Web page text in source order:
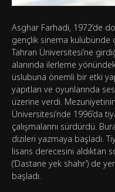
Asghar Farhadi, 1972’de
gençlik sinema kulübünde
Tahran Üniversitesi’ne
alanında ilerleme
üslubuna önemli bir etki
yapıtları ve oyunlarında
üzerine verdi.
Üniversitesi’nde 1996’da
çalışmalarını sürdürdü.
dizileri yazmaya başladı.
lisans derecesini aldıktan
(‘Dastane yek shahr’) de
başladı.